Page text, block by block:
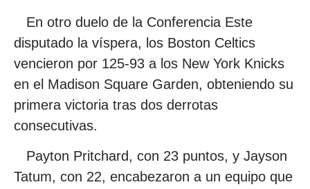
En otro duelo de la Conferencia Este
disputado la víspera, los Boston Celtics
vencieron por 125-93 a los New York Knicks
en el Madison Square Garden, obteniendo su
primera victoria tras dos derrotas
consecutivas.
Payton Pritchard, con 23 puntos, y Jayson
Tatum, con 22, encabezaron a un equipo que